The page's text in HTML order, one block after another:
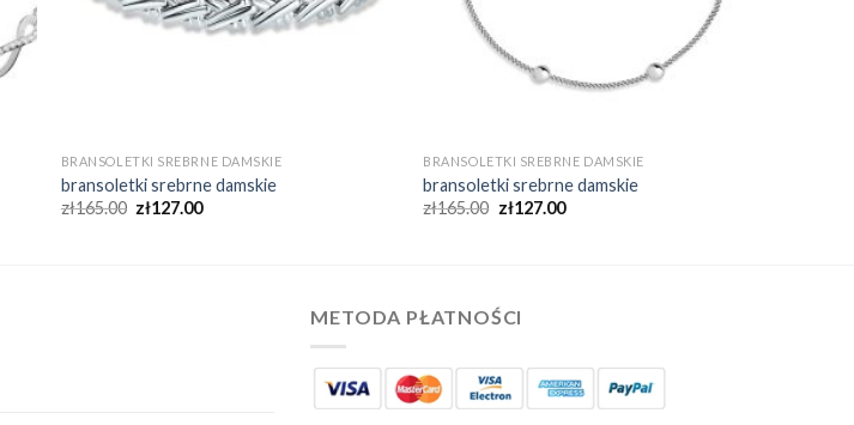
BRANSOLETKI SREBRNE DAMSKIE
bransoletki srebrne damskie
zł165.00 zł127.00
BRANSOLETKI SREBRNE DAMSKIE
bransoletki srebrne damskie
zł165.00 zł127.00
METODA PŁATNOŚCI